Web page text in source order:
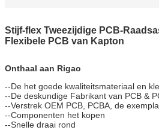
Stijf-flex Tweezijdige PCB-
Flexibele PCB van Kapton
Onthaal aan Rigao
--De het goede kwaliteitsmateriaal en
--De deskundige Fabrikant van PCB &
--Verstrek OEM PCB, PCBA, de
--Componenten het kopen
--Snelle draai rond